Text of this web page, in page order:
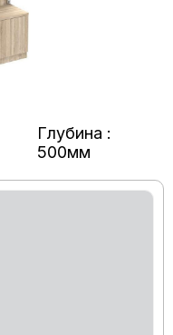
Глубина :
500мм